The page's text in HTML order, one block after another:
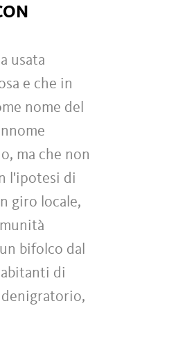
usata
e che in
nome del
ma che non
l'ipotesi di
giro locale,
bifolco dal
di
denigratorio,